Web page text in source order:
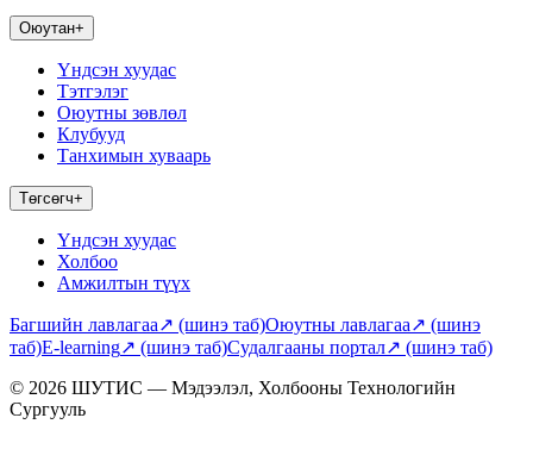
Оюутан+
Үндсэн хуудас
Тэтгэлэг
Оюутны зөвлөл
Клубууд
Танхимын хуваарь
Төгсөгч+
Үндсэн хуудас
Холбоо
Амжилтын түүх
Багшийн лавлагаа↗ (шинэ таб)Оюутны лавлагаа↗ (шинэ
таб)E-learning↗ (шинэ таб)Судалгааны портал↗ (шинэ таб)
© 2026 ШУТИС — Мэдээлэл, Холбооны Технологийн
Сургууль